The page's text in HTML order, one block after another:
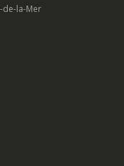
de-la-Mer